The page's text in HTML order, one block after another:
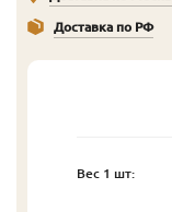
Доставка по РФ
Вес 1 шт: